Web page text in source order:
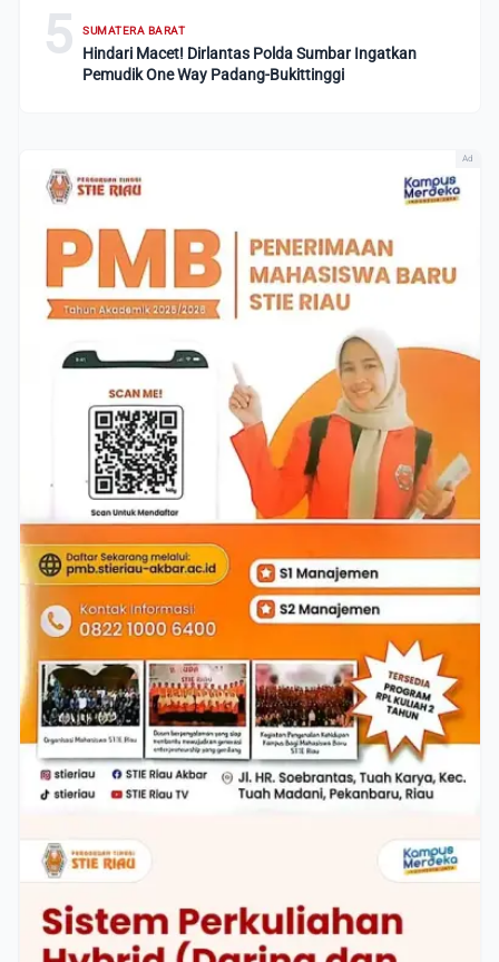
5 SUMATERA BARAT
Hindari Macet! Dirlantas Polda Sumbar Ingatkan
Pemudik One Way Padang-Bukittinggi
Ad